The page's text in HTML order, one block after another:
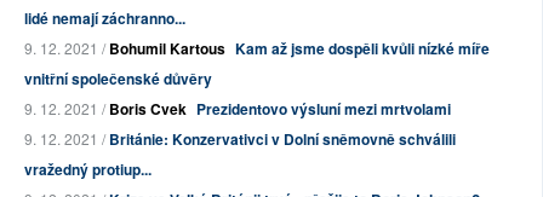
lidé nemají záchranno...
9. 12. 2021 /Bohumil Kartous Kam až jsme dospěli kvůli nízké míře
vnitřní společenské důvěry
9. 12. 2021 /Boris Cvek Prezidentovo výsluní mezi mrtvolami
9. 12. 2021 /Británie: Konzervativci v Dolní sněmovně schválili
vražedný protiup...